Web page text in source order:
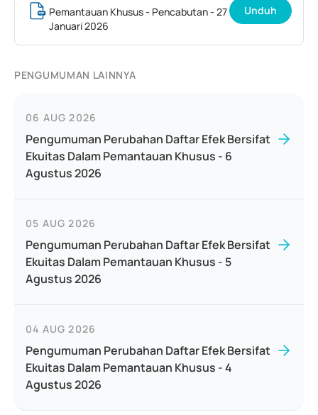
Pemantauan Khusus - Pencabutan - 27
Januari 2026
Unduh
PENGUMUMAN LAINNYA
06 AUG 2026
Pengumuman Perubahan Daftar Efek Bersifat
Ekuitas Dalam Pemantauan Khusus - 6
Agustus 2026
05 AUG 2026
Pengumuman Perubahan Daftar Efek Bersifat
Ekuitas Dalam Pemantauan Khusus - 5
Agustus 2026
04 AUG 2026
Pengumuman Perubahan Daftar Efek Bersifat
Ekuitas Dalam Pemantauan Khusus - 4
Agustus 2026